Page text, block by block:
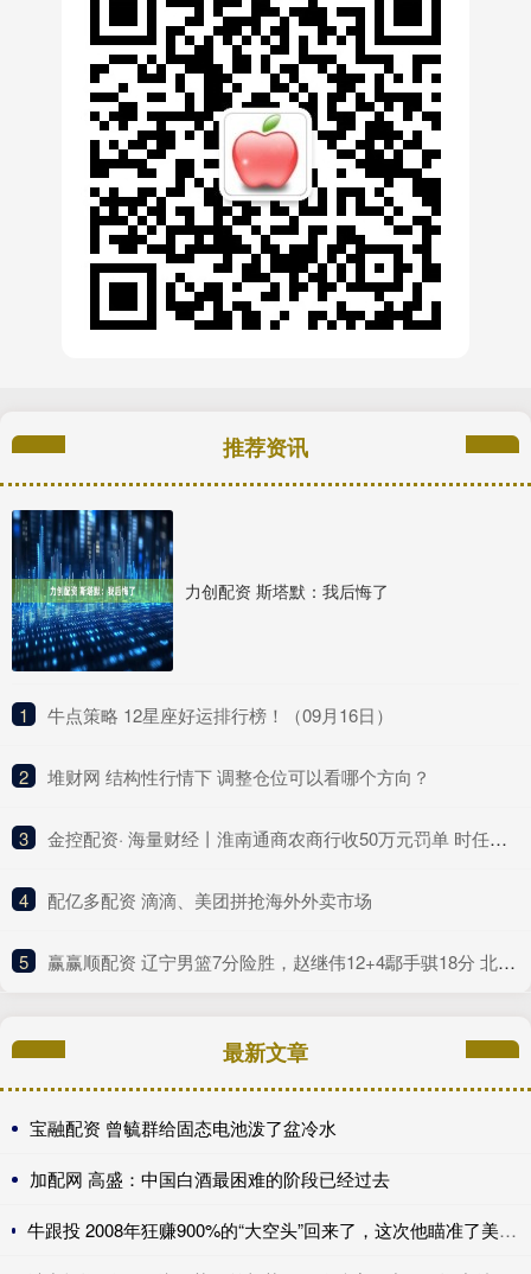
推荐资讯
力创配资 斯塔默：我后悔了
1 ​牛点策略 12星座好运排行榜！（09月16日）
2 ​堆财网 结构性行情下 调整仓位可以看哪个方向？
3 ​金控配资· 海量财经丨淮南通商农商行收50万元罚单 时任副行长、房地产信贷部总经理同时被警告
4 ​配亿多配资 滴滴、美团拼抢海外外卖市场
5 ​赢赢顺配资 辽宁男篮7分险胜，赵继伟12+4鄢手骐18分 北控新后场双枪合砍41分
最新文章
宝融配资 曾毓群给固态电池泼了盆冷水
加配网 高盛：中国白酒最困难的阶段已经过去
牛跟投 2008年狂赚900%的“大空头”回来了，这次他瞄准了美国保险公司，甚至包括伯克希尔......